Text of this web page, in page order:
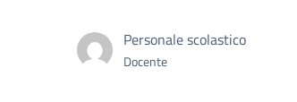
Personale scolastico
Docente